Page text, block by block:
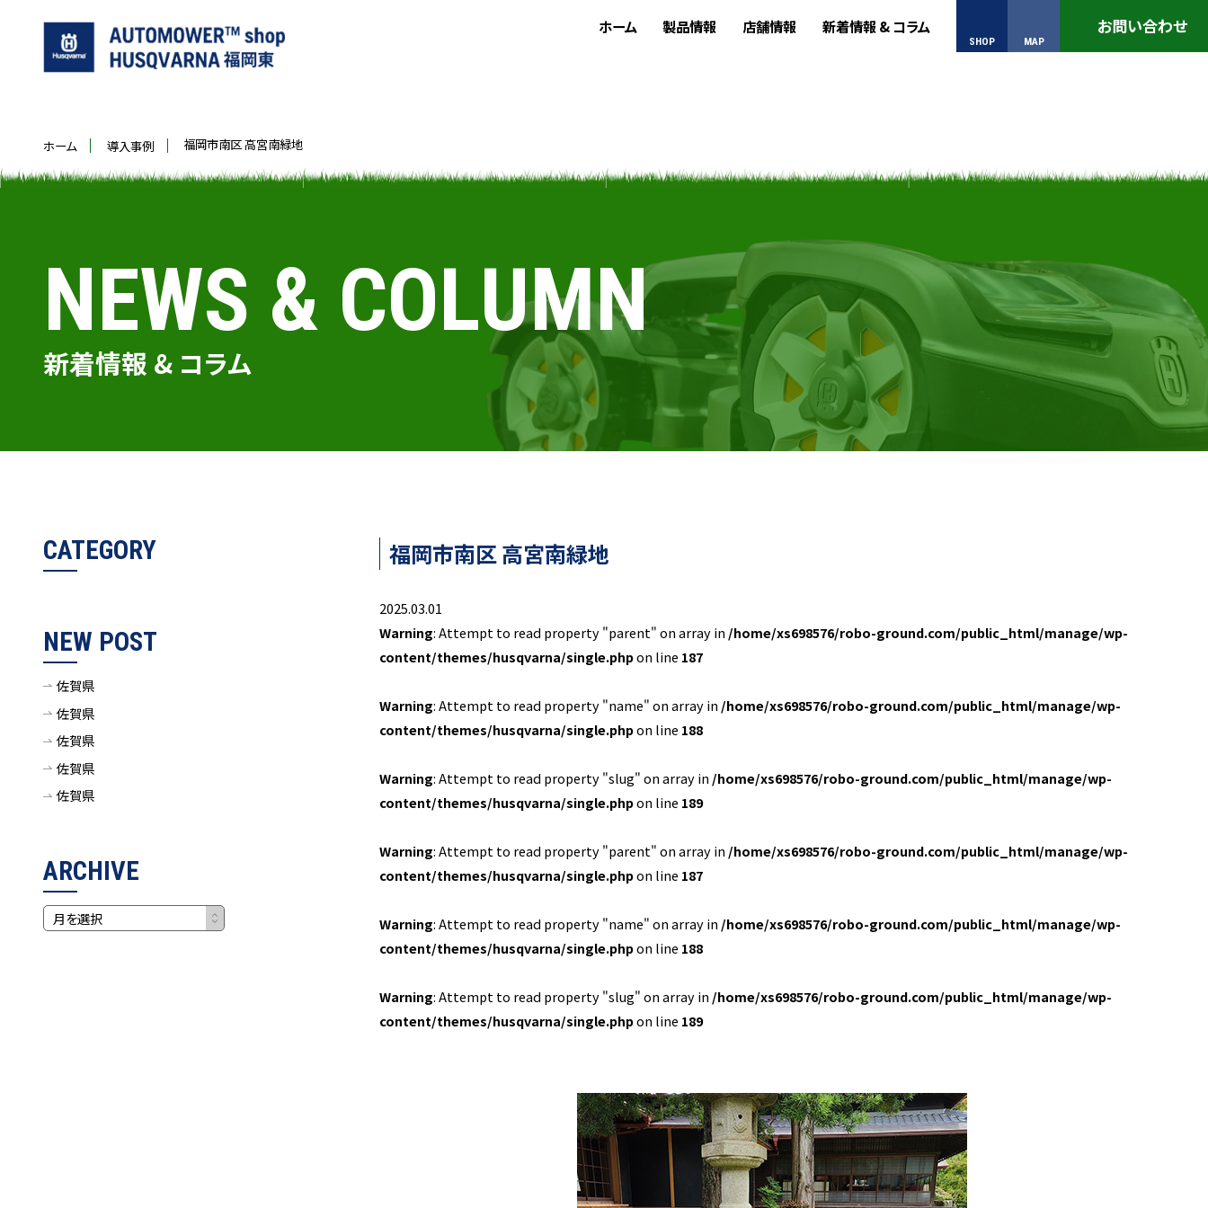
ホーム 製品情報 店舗情報 新着情報 & コラム
SHOP MAP
お問い合わせ
ホーム 導入事例 福岡市南区 高宮南緑地
NEWS & COLUMN
新着情報 & コラム
福岡市南区 高宮南緑地
2025.03.01
Warning: Attempt to read property "parent" on array in /home/xs698576/robo-ground.com/public_html/manage/wp-
content/themes/husqvarna/single.phpon line 187
Warning: Attempt to read property "name" on array in /home/xs698576/robo-ground.com/public_html/manage/wp-
content/themes/husqvarna/single.phpon line 188
Warning: Attempt to read property "slug" on array in /home/xs698576/robo-ground.com/public_html/manage/wp-
content/themes/husqvarna/single.phpon line 189
Warning: Attempt to read property "parent" on array in /home/xs698576/robo-ground.com/public_html/manage/wp-
content/themes/husqvarna/single.phpon line 187
Warning: Attempt to read property "name" on array in /home/xs698576/robo-ground.com/public_html/manage/wp-
content/themes/husqvarna/single.phpon line 188
Warning: Attempt to read property "slug" on array in /home/xs698576/robo-ground.com/public_html/manage/wp-
content/themes/husqvarna/single.phpon line 189
CATEGORY
NEW POST
佐賀県
佐賀県
佐賀県
佐賀県
佐賀県
ARCHIVE